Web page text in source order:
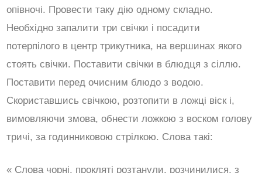
опівночі. Провести таку дію одному складно.
Необхідно запалити три свічки і посадити
потерпілого в центр трикутника, на вершинах якого
стоять свічки. Поставити свічки в блюдця з сіллю.
Поставити перед очисним блюдо з водою.
Скориставшись свічкою, розтопити в ложці віск і,
вимовляючи змова, обнести ложкою з воском голову
тричі, за годинниковою стрілкою. Слова такі:
« Слова чорні, прокляті розтанули, розчинилися, з